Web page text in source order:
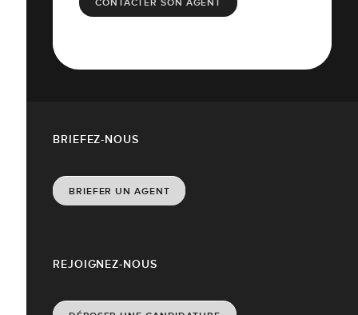
REJOIGNEZ-NOUS
BRIEFEZ-NOUS
BRIEFER UN AGENT